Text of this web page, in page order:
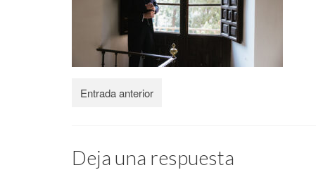
Entrada anterior
Deja una respuesta